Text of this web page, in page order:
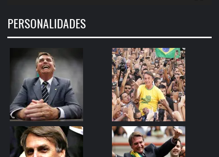
PERSONALIDADES